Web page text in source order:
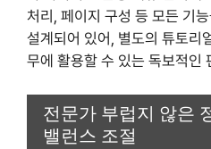
처리, 페이지 구성 등 모든 기
설계되어 있어, 별도의 튜토리
무에 활용할 수 있는 독보적인
전문가 부럽지 않은
밸런스 조절